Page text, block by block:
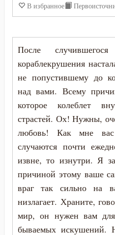
Обличение
Оправдание себя
Оскорбление
Осуждение
Отчаяние
Очищение
Падение
Подвиг
Познание себя
Лука (Войно-Ясенецкий)
Макарий Оптинский
Максим Исповедник
Марк Подвижник
Марк Эфесский
Мефодий Олимпийский
Моисей Оптинский
Нектарий Оптинский
В избранное
После
кораблекрушения
не попустившему до
над вами. Всему
которое колеблет
страстей. Ох! Нужны,
любовь! Как мне
случаются почти
извне, то изнутри. Я
причиной этому ваше
враг так сильно на
низлагает. Храните,
мир, он нужен вам
бываемых искушений.